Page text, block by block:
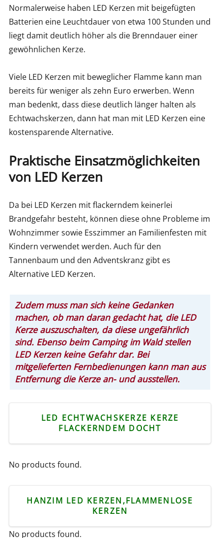
Normalerweise haben LED Kerzen mit beigefügten
Batterien eine Leuchtdauer von etwa 100 Stunden und
liegt damit deutlich höher als die Brenndauer einer
gewöhnlichen Kerze.
Viele LED Kerzen mit beweglicher Flamme kann man
bereits für weniger als zehn Euro erwerben. Wenn
man bedenkt, dass diese deutlich länger halten als
Echtwachskerzen, dann hat man mit LED Kerzen eine
kostensparende Alternative.
Praktische Einsatzmöglichkeiten
von LED Kerzen
Da bei LED Kerzen mit flackerndem keinerlei
Brandgefahr besteht, können diese ohne Probleme im
Wohnzimmer sowie Esszimmer an Familienfesten mit
Kindern verwendet werden. Auch für den
Tannenbaum und den Adventskranz gibt es
Alternative LED Kerzen.
Zudem muss man sich keine Gedanken
machen, ob man daran gedacht hat, die LED
Kerze auszuschalten, da diese ungefährlich
sind. Ebenso beim Camping im Wald stellen
LED Kerzen keine Gefahr dar. Bei
mitgelieferten Fernbedienungen kann man aus
Entfernung die Kerze an- und ausstellen.
LED ECHTWACHSKERZE KERZE
FLACKERNDEM DOCHT
No products found.
HANZIM LED KERZEN,FLAMMENLOSE
KERZEN
No products found.